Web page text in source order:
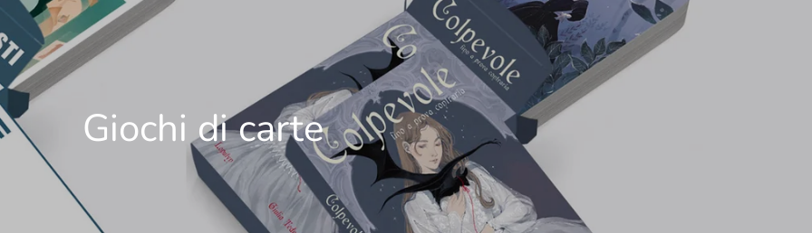
Giochi di carte